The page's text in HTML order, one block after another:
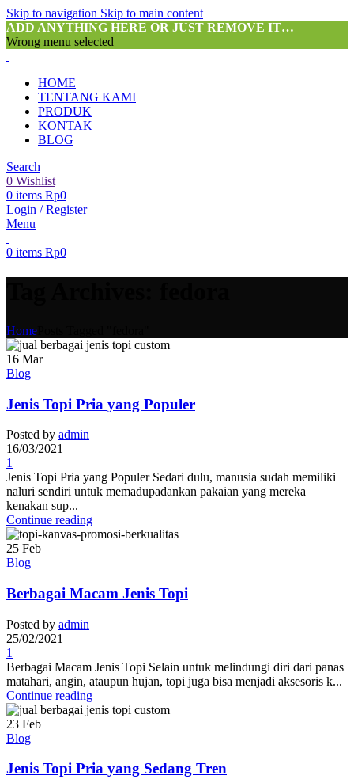
Skip to navigation Skip to main content
ADD ANYTHING HERE OR JUST REMOVE IT…
Wrong menu selected
HOME
TENTANG KAMI
PRODUK
KONTAK
BLOG
Search
0 Wishlist
0 items Rp0
Login / Register
Menu
0 items Rp0
Home
16 Mar
Blog
Jenis Topi Pria yang Populer
Posted by admin
16/03/2021
1
Jenis Topi Pria yang Populer Sedari dulu, manusia sudah memiliki
naluri sendiri untuk memadupadankan pakaian yang mereka
kenakan sup...
Continue reading
25 Feb
Blog
Berbagai Macam Jenis Topi
Posted by admin
25/02/2021
1
Berbagai Macam Jenis Topi Selain untuk melindungi diri dari panas
matahari, angin, ataupun hujan, topi juga bisa menjadi aksesoris k...
Continue reading
23 Feb
Blog
Jenis Topi Pria yang Sedang Tren